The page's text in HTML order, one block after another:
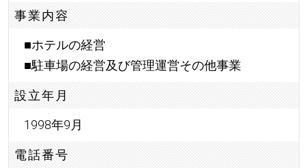
事業内容
■ホテルの経営
■駐車場の経営及び管理運営その他事業
設立年月
1998年9月
電話番号